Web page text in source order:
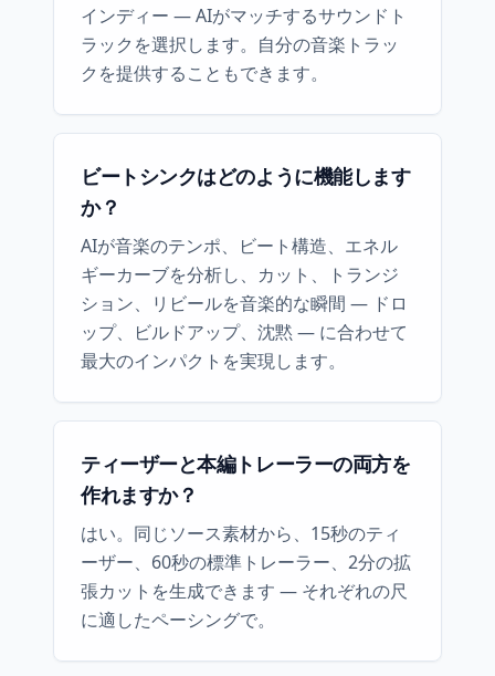
インディー — AIがマッチするサウンドト
ラックを選択します。自分の音楽トラッ
クを提供することもできます。
ビートシンクはどのように機能します
か？
AIが音楽のテンポ、ビート構造、エネル
ギーカーブを分析し、カット、トランジ
ション、リビールを音楽的な瞬間 — ドロ
ップ、ビルドアップ、沈黙 — に合わせて
最大のインパクトを実現します。
ティーザーと本編トレーラーの両方を
作れますか？
はい。同じソース素材から、15秒のティ
ーザー、60秒の標準トレーラー、2分の拡
張カットを生成できます — それぞれの尺
に適したペーシングで。